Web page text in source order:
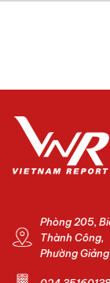
Phòng 205,
Thành Công,
Phường